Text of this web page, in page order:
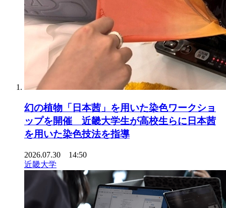
幻の植物「日本茜」を用いた染色ワークショ
ップを開催 近畿大学生が高校生らに日本茜
を用いた染色技法を指導
2026.07.30 14:50
近畿大学